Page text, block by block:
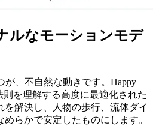
ルなモーションモデ
、不自然な動きです。Happy
則を理解する高度に最適化された
を解決し、人物の歩行、流体ダイ
らかで安定したものにします。